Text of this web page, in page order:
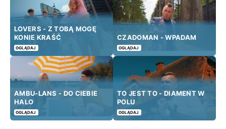
LOVERS - Z TOBĄ MOGĘ
KONIE KRAŚĆ
OGLĄDAJ
CZADOMAN - WPADAM
OGLĄDAJ
AMBU-LANS - DO CIEBIE
HALO
OGLĄDAJ
TO JEST TO - DIAMENT W
POLU
OGLĄDAJ